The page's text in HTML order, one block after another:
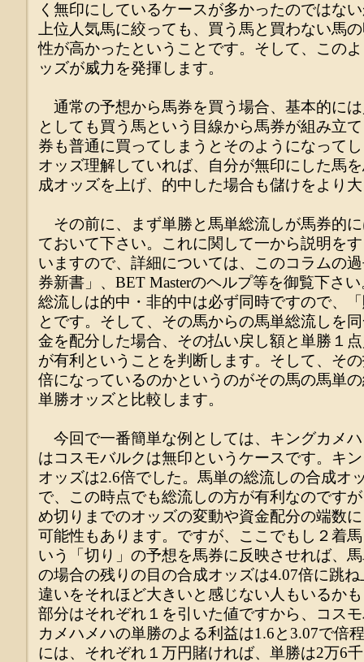
く無印にしているケースが多かったのではな
上位人気馬に絞っても、買う馬と買わない馬
性が高かったということです。そして、この
ッズが威力を発揮します。
通常の予想から馬券を買う場合、基本的に
としても買う馬という目線から馬券が組み立
券も普通に買ってしまうとそのようになって
オッズ理解していれば、自分が無印にした馬
成オッズを上げ、的中した場合も儲けをより
その前に、まず単勝と馬単総流しが馬券的
ておいて下さい。これに関して一から説明を
いますので、詳細については、このコラムの
券新書」、BET Masterのヘルプ等を御覧下さ
総流しは的中・非的中は必ず同時ですので、
とです。そして、その馬からの馬単総流しを
金を配分した場合、その払い戻し額と単勝１
が有利ということを判断します。そして、そ
倍になっているのかというのがその馬の馬単
単勝オッズと比較します。
今回で一番簡単な例としては、キングカメ
はコスモバルクは無印というケースです。キ
オッズは2.6倍でした。馬単の総流しの合成オ
で、この時点でも総流しの方が有利なのです
め切りまでのオッズの変動や資金配分の端数
可能性もあります。ですが、ここでもし２着
いう「切り」の予想を馬券に反映させれば、
の場合の残りの目の合成オッズは4.07倍に跳
違いをそれほど大きいと感じない人もいるか
部分はそれぞれ１を引いた値ですから、コス
カメハメハの単勝のよる利益は1.6と3.07で倍
には、それぞれ１万円賭ければ、単勝は2万6